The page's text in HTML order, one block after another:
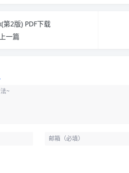
2版) PDF下载
上一篇